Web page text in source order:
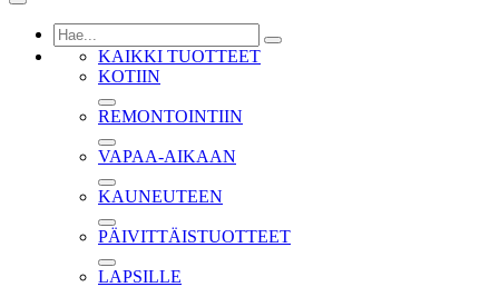
KAIKKI TUOTTEET
KOTIIN
REMONTOINTIIN
VAPAA-AIKAAN
KAUNEUTEEN
PÄIVITTÄISTUOTTEET
LAPSILLE